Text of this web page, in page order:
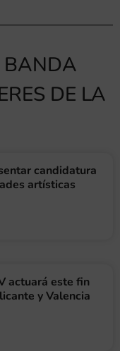
BANDA
DE LA
candidatura
artísticas
actuará este fin
y Valencia